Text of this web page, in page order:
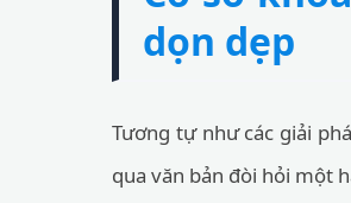
dọn dẹp
Tương tự như các giải
qua văn bản đòi hỏi một